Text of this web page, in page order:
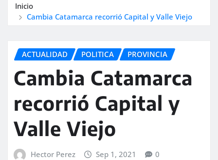
Inicio
Cambia Catamarca recorrió Capital y Valle Viejo
ACTUALIDAD POLITICA PROVINCIA
Cambia Catamarca
recorrió Capital y
Valle Viejo
Hector Perez Sep 1, 2021 0